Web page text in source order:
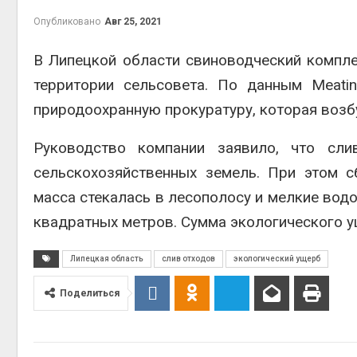
Опубликовано Авг 25, 2021
В Липецкой области свиноводческий
территории сельсовета. По данным
природоохранную прокуратуру, которая
Руководство компании заявило, что
сельскохозяйственных земель. При этом
масса стекалась в лесополосу и мелкие
квадратных метров. Сумма экологического
Липецкая область слив отходов экологический ущерб
Поделиться
Авг 5,
Авг 5,